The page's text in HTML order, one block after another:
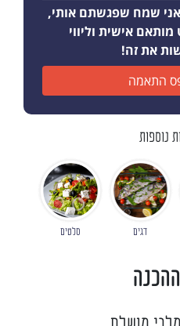
שמח שפגשתם אותי,
אישית וליווי
את זה!
התאמה
נוספות
דגים סלטים